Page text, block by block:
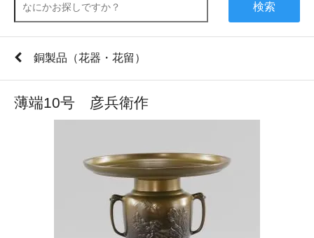
検索
銅製品（花器・花留）
薄端10号 彦兵衛作